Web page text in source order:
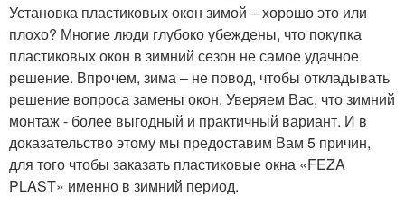
Установка пластиковых окон зимой – хорошо это или
плохо? Многие люди глубоко убеждены, что покупка
пластиковых окон в зимний сезон не самое удачное
решение. Впрочем, зима – не повод, чтобы откладывать
решение вопроса замены окон. Уверяем Вас, что зимний
монтаж - более выгодный и практичный вариант. И в
доказательство этому мы предоставим Вам 5 причин,
для того чтобы заказать пластиковые окна «FEZA
PLAST» именно в зимний период.